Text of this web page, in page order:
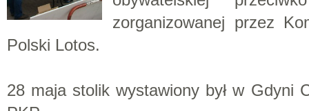
zorganizowanej przez
Polski Lotos.
28 maja stolik wystawiony był w Gdyni